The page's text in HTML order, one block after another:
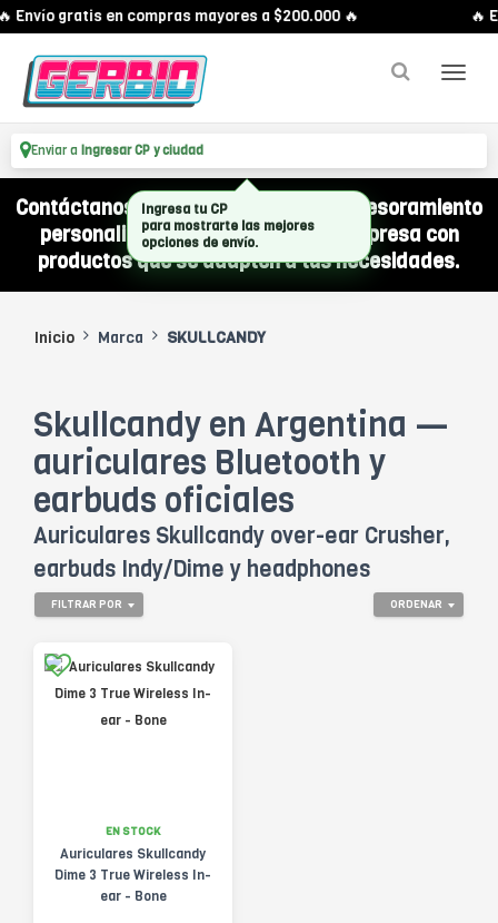
Envío gratis en compras mayores a $200.000 🔥 🔥
Enviar a Ingresar CP y ciudad
Contáctanos por WhatsApp y recibí asesoramiento
personalizado para equipar a tu empresa con
productos que se adapten a tus necesidades.
Inicio Marca SKULLCANDY
Skullcandy en Argentina —
auriculares Bluetooth y
earbuds oficiales
Auriculares Skullcandy over-ear Crusher,
earbuds Indy/Dime y headphones
ORDENAR
FILTRAR POR
EN STOCK
Auriculares Skullcandy
Dime 3 True Wireless In-
ear - Bone
Ingresa tu CP
para mostrarte las mejores
opciones de envío.